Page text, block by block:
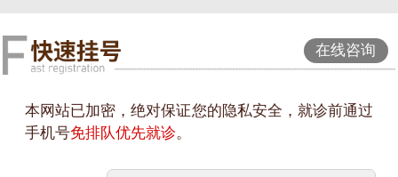
在线咨询
本网站已加密，绝对保证您的隐私安全，就诊前通过
手机号免排队优先就诊。